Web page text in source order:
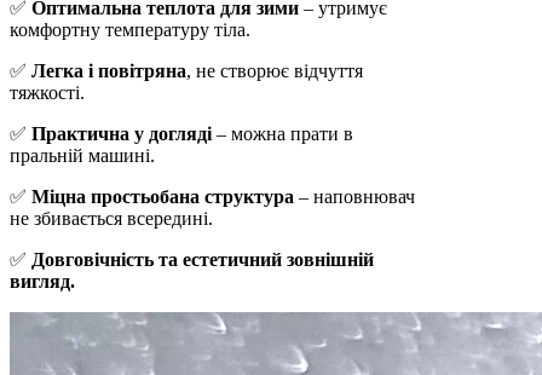
✅ Оптимальна теплота для зими – утримує
комфортну температуру тіла.
✅ Легка і повітряна, не створює відчуття
тяжкості.
✅ Практична у догляді – можна прати в
пральній машині.
✅ Міцна простьобана структура – наповнювач
не збивається всередині.
✅ Довговічність та естетичний зовнішній
вигляд.